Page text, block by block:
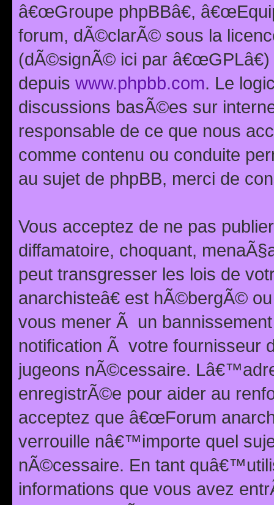
â€œGroupe phpBBâ€,
forum, dÃ©clarÃ© sous la
(dÃ©signÃ© ici par
depuis www.phpbb.com. Le
discussions basÃ©es sur
responsable de ce que nous
comme contenu ou conduite
au sujet de phpBB, merci de
Vous acceptez de ne pas
diffamatoire, choquant,
peut transgresser les lois de
anarchisteâ€ est hÃ©bergÃ©
vous mener Ã un
notification Ã votre fournisseur
jugeons nÃ©cessaire.
enregistrÃ©e pour aider au
acceptez que â€œForum
verrouille nâ€™importe quel
nÃ©cessaire. En tant
informations que vous avez